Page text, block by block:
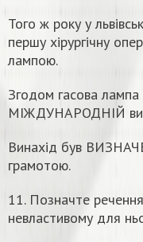
Того ж року у
першу хірургічну
лампою.
Згодом гасова
МІЖДУНАРОДНІЙ
Винахід був
грамотою.
11. Позначте
невластивому для